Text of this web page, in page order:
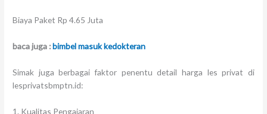
Biaya Paket Rp 4.65 Juta
baca juga :bimbel masuk kedokteran
Simak juga berbagai faktor penentu detail harga les privat di
lesprivatsbmptn.id:
1. Kualitas Pengajaran